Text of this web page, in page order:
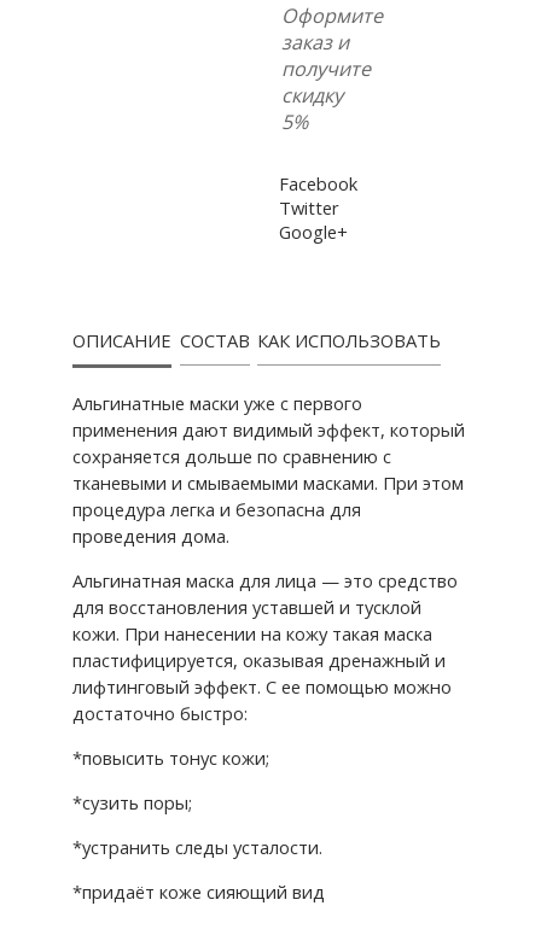
Оформите
заказ и
получите
скидку
5%
Facebook
Twitter
Google+
ОПИСАНИЕ СОСТАВ КАК ИСПОЛЬЗОВАТЬ
Альгинатные маски уже с первого
применения дают видимый эффект, который
сохраняется дольше по сравнению с
тканевыми и смываемыми масками. При этом
процедура легка и безопасна для
проведения дома.
Альгинатная маска для лица — это средство
для восстановления уставшей и тусклой
кожи. При нанесении на кожу такая маска
пластифицируется, оказывая дренажный и
лифтинговый эффект. С ее помощью можно
достаточно быстро:
*повысить тонус кожи;
*сузить поры;
*устранить следы усталости.
*придаёт коже сияющий вид